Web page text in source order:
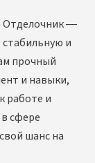
Отделочник —
стабильную и
прочный
и навыки,
работе и
сфере
шанс на